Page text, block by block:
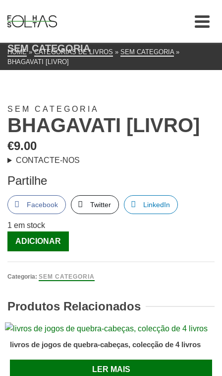
SEM CATEGORIA
HOME » CATEGORIAS DE LIVROS » SEM CATEGORIA »
BHAGAVATI [LIVRO]
SEM CATEGORIA
BHAGAVATI [LIVRO]
€9.00
CONTACTE-NOS
Partilhe
Facebook Twitter LinkedIn
1 em stock
Quantidade
de
[Livro]
ADICIONAR
Categoria: SEM CATEGORIA
Produtos Relacionados
livros de jogos de quebra-cabeças, colecção de 4 livros
LER MAIS